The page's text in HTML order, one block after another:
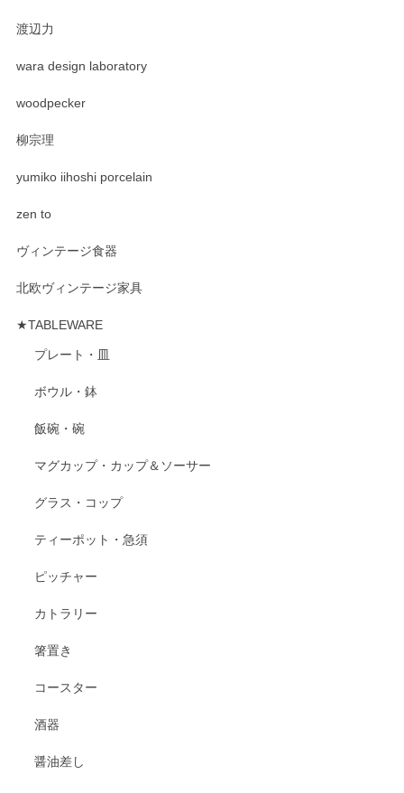
渡辺力
wara design laboratory
woodpecker
柳宗理
yumiko iihoshi porcelain
zen to
ヴィンテージ食器
北欧ヴィンテージ家具
★TABLEWARE
プレート・皿
ボウル・鉢
飯碗・碗
マグカップ・カップ＆ソーサー
グラス・コップ
ティーポット・急須
ピッチャー
カトラリー
箸置き
コースター
酒器
醤油差し